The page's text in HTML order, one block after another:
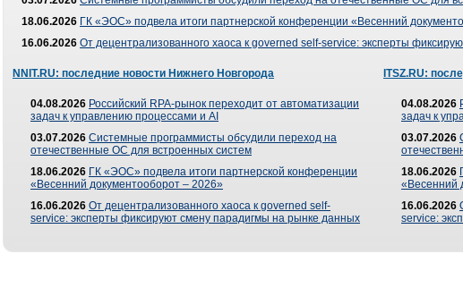
18.06.2026 ГК «ЭОС» подвела итоги партнерской конференции «Весенний
16.06.2026 От децентрализованного хаоса к governed self-service: эксперты
NNIT.RU: последние новости Нижнего Новгорода
04.08.2026 Российский RPA-рынок переходит от автоматизации
задач к управлению процессами и AI
03.07.2026 Системные программисты обсудили переход на
отечественные ОС для встроенных систем
18.06.2026 ГК «ЭОС» подвела итоги партнерской конференции
«Весенний документооборот – 2026»
16.06.2026 От децентрализованного хаоса к governed self-
service: эксперты фиксируют смену парадигмы на рынке данных
ITSZ.RU:
04.08.2026
задач к
03.07.2026
18.06.2026
«Весенний
16.06.2026
service: